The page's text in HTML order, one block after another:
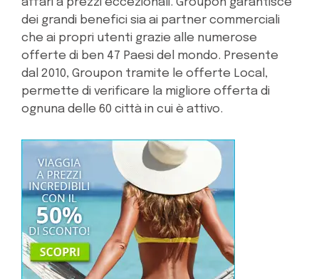
dei grandi benefici sia ai partner commerciali
che ai propri utenti grazie alle numerose
offerte di ben 47 Paesi del mondo. Presente
dal 2010, Groupon tramite le offerte Local,
permette di verificare la migliore offerta di
ognuna delle 60 città in cui è attivo.